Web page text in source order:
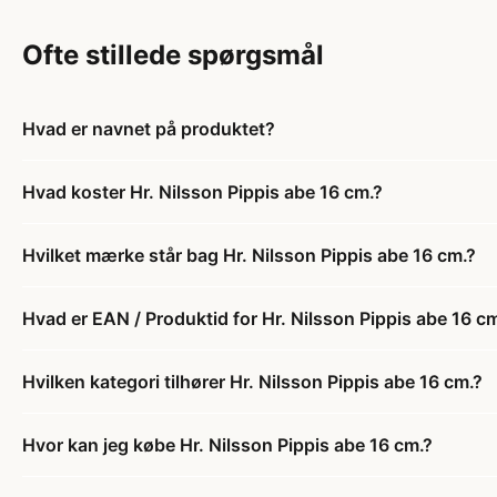
Ofte stillede spørgsmål
Hvad er navnet på produktet?
Hvad koster Hr. Nilsson Pippis abe 16 cm.?
Hvilket mærke står bag Hr. Nilsson Pippis abe 16 cm.?
Hvad er EAN / Produktid for Hr. Nilsson Pippis abe 16
Hvilken kategori tilhører Hr. Nilsson Pippis abe 16 cm.?
Hvor kan jeg købe Hr. Nilsson Pippis abe 16 cm.?